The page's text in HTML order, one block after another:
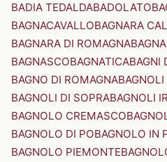
BADIA TEDALDABADOLATO
BAGNACAVALLOBAGNARA
BAGNARA DI ROMAGNA
BAGNASCOBAGNATICABAGNI
BAGNO DI ROMAGNA
BAGNOLI DI SOPRABAGNOLI
BAGNOLO CREMASCO
BAGNOLO DI POBAGNOLO IN
BAGNOLO PIEMONTE